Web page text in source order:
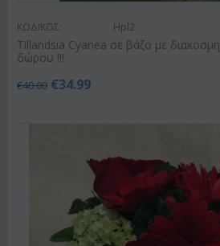
ΚΩΔΙΚΟΣ: Hpl2
Tillandsia Cyanea σε βάζο με
δώρου !!!
€40.00 €34.99